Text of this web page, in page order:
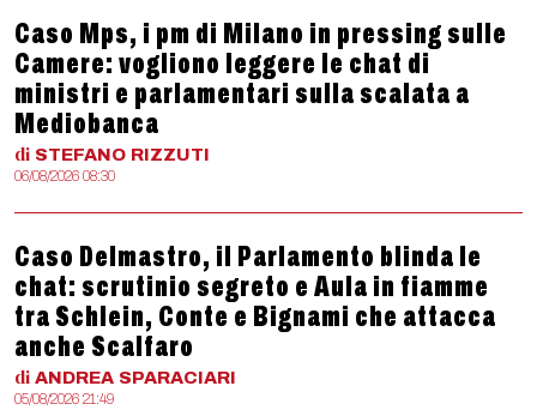
Caso Mps, i pm di Milano in pressing sulle
Camere: vogliono leggere le chat di
ministri e parlamentari sulla scalata a
Mediobanca
di STEFANO RIZZUTI
06/08/2026 08:30
Caso Delmastro, il Parlamento blinda le
chat: scrutinio segreto e Aula in fiamme
tra Schlein, Conte e Bignami che attacca
anche Scalfaro
di ANDREA SPARACIARI
05/08/2026 21:49